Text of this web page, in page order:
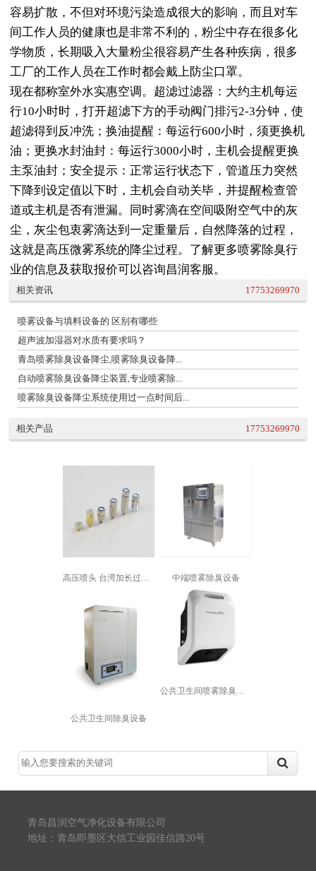
容易扩散，不但对环境污染造成很大的影响，而且对车
间工作人员的健康也是非常不利的，粉尘中存在很多化
学物质，长期吸入大量粉尘很容易产生各种疾病，很多
工厂的工作人员在工作时都会戴上防尘口罩。
现在都称室外水实惠空调。超滤过滤器：大约主机每运
行10小时时，打开超滤下方的手动阀门排污2-3分钟，使
超滤得到反冲洗；换油提醒：每运行600小时，须更换机
油；更换水封油封：每运行3000小时，主机会提醒更换
主泵油封；安全提示：正常运行状态下，管道压力突然
下降到设定值以下时，主机会自动关毕，并提醒检查管
道或主机是否有泄漏。同时雾滴在空间吸附空气中的灰
尘，灰尘包衷雾滴达到一定重量后，自然降落的过程，
这就是高压微雾系统的降尘过程。了解更多喷雾除臭行
业的信息及获取报价可以咨询昌润客服。
相关资讯 17753269970
喷雾设备与填料设备的 区别有哪些
超声波加湿器对水质有要求吗？
青岛喷雾除臭设备降尘,喷雾除臭设备降...
自动喷雾除臭设备降尘装置,专业喷雾除...
喷雾除臭设备降尘系统使用过一点时间后...
相关产品 17753269970
中端喷雾除臭设备
公共卫生间除臭设备
公共卫生间喷雾除臭设备
青岛昌润空气净化设备有限公司
地址：青岛即墨区大信工业园佳信路20号